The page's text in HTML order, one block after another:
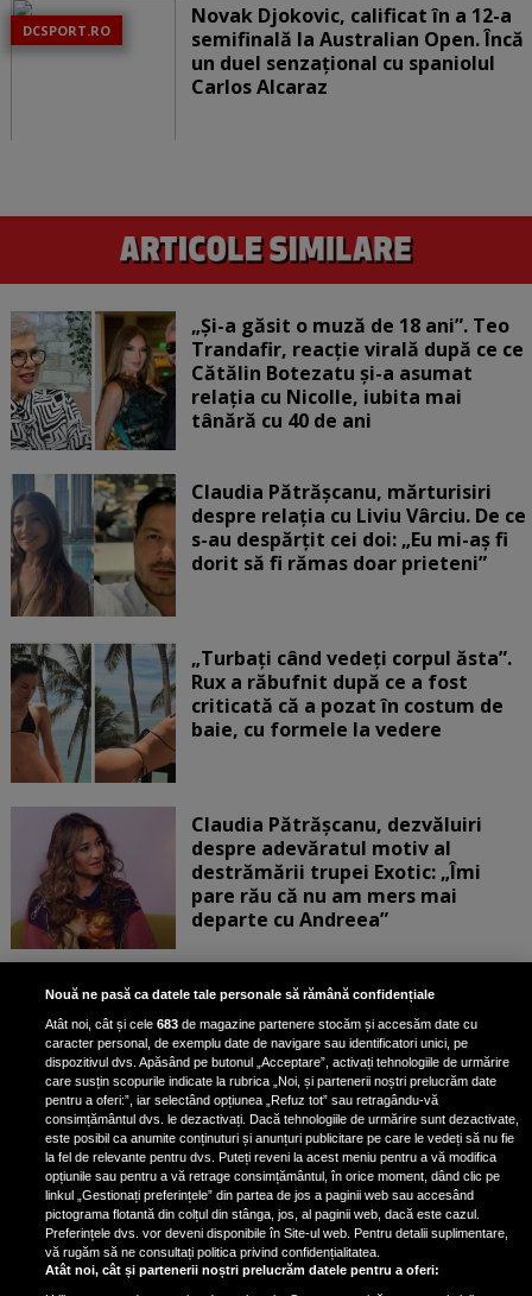
DCSPORT.RO
Novak Djokovic, calificat în a 12-a
semifinală la Australian Open. Încă
un duel senzațional cu spaniolul
Carlos Alcaraz
„Și-a găsit o muză de 18 ani”. Teo
Trandafir, reacție virală după ce ce
Cătălin Botezatu și-a asumat
relația cu Nicolle, iubita mai
tânără cu 40 de ani
Claudia Pătrășcanu, mărturisiri
despre relația cu Liviu Vârciu. De ce
s-au despărțit cei doi: „Eu mi-aș fi
dorit să fi rămas doar prieteni”
„Turbați când vedeți corpul ăsta”.
Rux a răbufnit după ce a fost
criticată că a pozat în costum de
baie, cu formele la vedere
Claudia Pătrășcanu, dezvăluiri
despre adevăratul motiv al
destrămării trupei Exotic: „Îmi
pare rău că nu am mers mai
departe cu Andreea”
Scene incredibile! Ilinca Vandici a
pus mâna pe aparatul de
fotografiat al unui paparazzo și i l-
a aruncat la gunoi: „S-a dus la
poliție. Nu mai aveam aer”
Oana Moșneagu, mărturisiri
despre începutul relației cu Vlad
Gherman: „Eu am fost îngrozită de
aceasta posibilă relație”
Nouă ne pasă ca datele tale personale să rămână confidențiale
Atât noi, cât și cele683 de magazine partenere stocăm și accesăm date cu
caracter personal, de exemplu date de navigare sau identificatori unici, pe
dispozitivul dvs. Apăsând pe butonul „Acceptare”, activați tehnologiile de urmărire
care susțin scopurile indicate la rubrica „Noi, și partenerii noștri prelucrăm date
pentru a oferi:”, iar selectând opțiunea „Refuz tot” sau retragându-vă
consimțământul dvs. le dezactivați. Dacă tehnologiile de urmărire sunt dezactivate,
este posibil ca anumite conținuturi și anunțuri publicitare pe care le vedeți să nu fie
la fel de relevante pentru dvs. Puteți reveni la acest meniu pentru a vă modifica
opțiunile sau pentru a vă retrage consimțământul, în orice moment, dând clic pe
linkul „Gestionați preferințele” din partea de jos a paginii web sau accesând
pictograma flotantă din colțul din stânga, jos, al paginii web, dacă este cazul.
Preferințele dvs. vor deveni disponibile în Site-ul web. Pentru detalii suplimentare,
vă rugăm să ne consultați politica privind confidențialitatea.
Atât noi, cât și partenerii noștri prelucrăm datele pentru a oferi: